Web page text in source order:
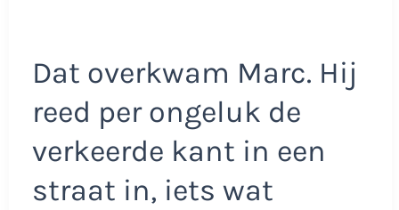
Dat overkwam Marc. Hij
reed per ongeluk de
verkeerde kant in een
straat in, iets wat